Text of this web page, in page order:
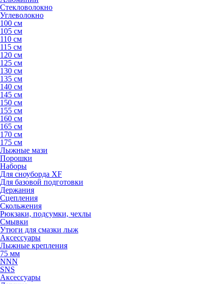
Стекловолокно
Углеволокно
100 см
105 см
110 см
115 см
120 см
125 см
130 см
135 см
140 см
145 см
150 см
155 см
160 см
165 см
170 см
175 см
Лыжные мази
Порошки
Наборы
Для сноуборда XF
Для базовой подготовки
Держания
Сцепления
Скольжения
Рюкзаки, подсумки, чехлы
Смывки
Утюги для смазки лыж
Аксессуары
Лыжные крепления
75 мм
NNN
SNS
Аксессуары